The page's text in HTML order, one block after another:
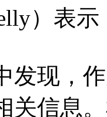
）表
现，作
关信息